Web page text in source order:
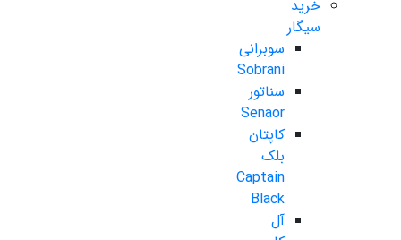
خرید
سیگار
سوبرانی
Sobrani
سناتور
Senaor
کاپتان
بلک
Captain
Black
آل